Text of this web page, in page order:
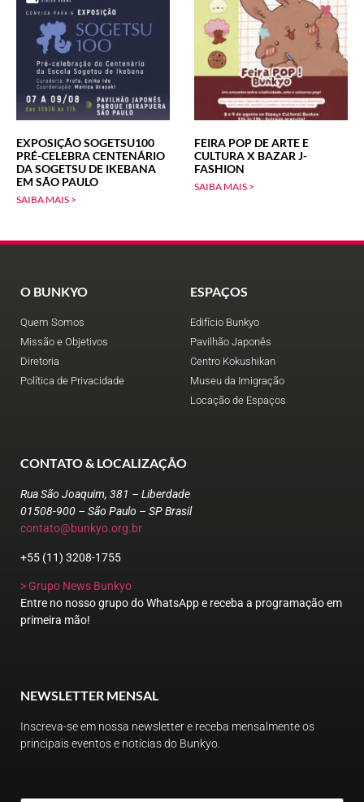
EXPOSIÇÃO SOGETSU100
PRÉ-CELEBRA CENTENÁRIO
DA SOGETSU DE IKEBANA
EM SÃO PAULO
SAIBA MAIS >
FEIRA POP DE ARTE E
CULTURA X BAZAR J-
FASHION
SAIBA MAIS >
O BUNKYO
Quem Somos
Missão e Objetivos
Diretoria
Política de Privacidade
ESPAÇOS
Edifício Bunkyo
Pavilhão Japonês
Centro Kokushikan
Museu da Imigração
Locação de Espaços
CONTATO & LOCALIZAÇÃO
Rua São Joaquim, 381 – Liberdade
01508-900 – São Paulo – SP Brasil
contato@bunkyo.org.br
+55 (11) 3208-1755
> Grupo News Bunkyo
Entre no nosso grupo do WhatsApp e receba a programação em
primeira mão!
NEWSLETTER MENSAL
Inscreva-se em nossa newsletter e receba mensalmente os
principais eventos e notícias do Bunkyo.